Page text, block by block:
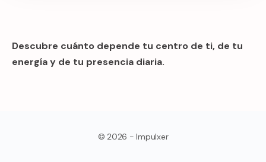
Descubre cuánto depende tu centro de ti, de tu
energía y de tu presencia diaria.
© 2026 - Impulxer